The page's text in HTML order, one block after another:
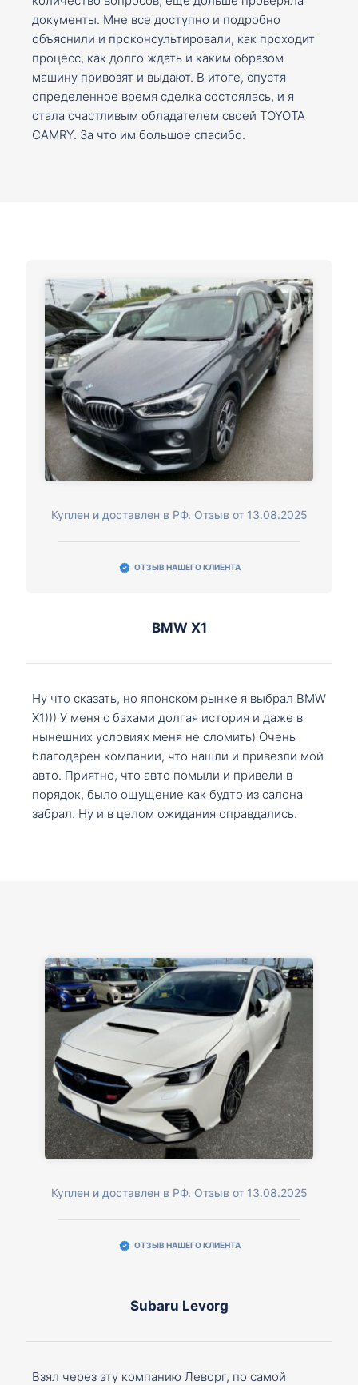
документы. Мне все доступно и подробно
объяснили и проконсультировали, как проходит
процесс, как долго ждать и каким образом
машину привозят и выдают. В итоге, спустя
определенное время сделка состоялась, и я
стала счастливым обладателем своей TOYOTA
CAMRY. За что им большое спасибо.
Куплен и доставлен в РФ. Отзыв от 13.08.2025
ОТЗЫВ НАШЕГО КЛИЕНТА
BMW X1
Ну что сказать, но японском рынке я выбрал BMW
X1))) У меня с бэхами долгая история и даже в
нынешних условиях меня не сломить) Очень
благодарен компании, что нашли и привезли мой
авто. Приятно, что авто помыли и привели в
порядок, было ощущение как будто из салона
забрал. Ну и в целом ожидания оправдались.
Куплен и доставлен в РФ. Отзыв от 13.08.2025
ОТЗЫВ НАШЕГО КЛИЕНТА
Subaru Levorg
Взял через эту компанию Леворг, по самой